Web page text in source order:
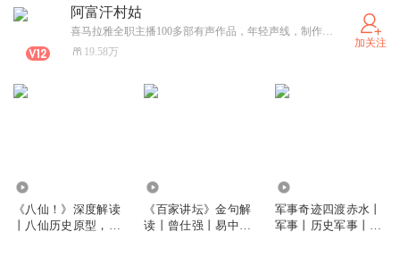
阿富汗村姑
喜马拉雅全职主播100多部有声作品，年轻声线，制作团队，运 营团队成熟，合作戳
19.58万
加关注
《八仙！》深度解读
丨八仙历史原型，电
《百家讲坛》金句解
读丨曾仕强丨易中天
军事奇迹四渡赤水丨
军事丨历史军事丨红